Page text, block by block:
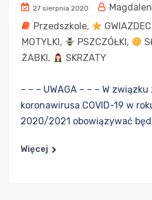
27 sierpnia 2020
Przedszkole,
MOTYLKI, PSZCZÓŁKI,
ŻABKI, SKRZATY
– – – UWAGA – – – W
koronawirusa COVID-19 w
2020/2021 obowiązywać
Więcej